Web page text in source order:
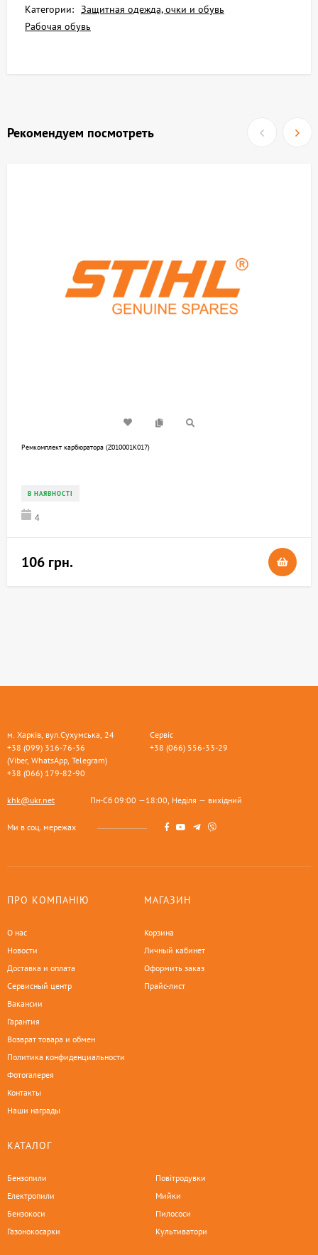
Категории: Защитная одежда, очки и обувь
Рабочая обувь
Рекомендуем посмотреть
Ремкомплект карбюратора (Z010001K017)
В НАЯВНОСТІ
4
106 грн.
м. Харків, вул.Сухумська, 24
+38 (099) 316-76-36
(Viber, WhatsApp, Telegram)
+38 (066) 179-82-90
Сервіс
+38 (066) 556-33-29
khk@ukr.net Пн-Сб 09:00 —18:00, Неділя — вихідний
Ми в соц. мережах
ПРО КОМПАНІЮ
О нас
Новости
Доставка и оплата
Сервисный центр
Вакансии
Гарантия
Возврат товара и обмен
Политика конфиденциальности
Фотогалерея
Контакты
Наши награды
МАГАЗИН
Корзина
Личный кабинет
Оформить заказ
Прайс-лист
КАТАЛОГ
Бензопили
Електропили
Бензокоси
Газонокосарки
Повітродувки
Мийки
Пилососи
Культиватори